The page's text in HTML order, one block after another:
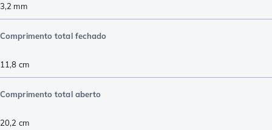
3,2 mm
Comprimento total fechado
11,8 cm
Comprimento total aberto
20,2 cm